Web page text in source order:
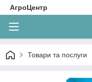
АгроЦентр
Товари та послуги